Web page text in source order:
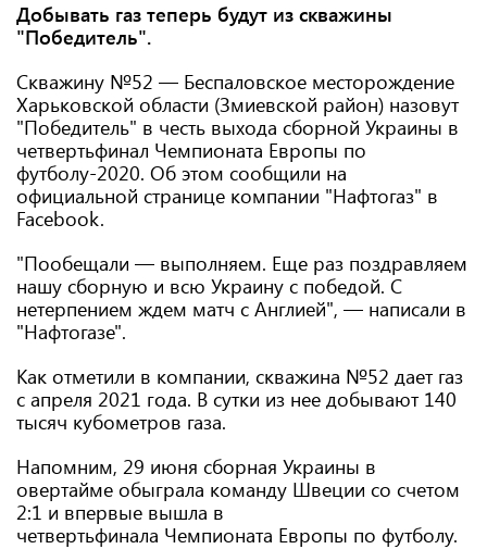
Добывать газ теперь будут из скважины
"Победитель".
Скважину №52 — Беспаловское месторождение
Харьковской области (Змиевской район) назовут
"Победитель" в честь выхода сборной Украины в
четвертьфинал Чемпионата Европы по
футболу-2020. Об этом сообщили на
официальной странице компании "Нафтогаз" в
Facebook.
"Пообещали — выполняем. Еще раз поздравляем
нашу сборную и всю Украину с победой. С
нетерпением ждем матч с Англией", — написали в
"Нафтогазе".
Как отметили в компании, скважина №52 дает газ
с апреля 2021 года. В сутки из нее добывают 140
тысяч кубометров газа.
Напомним, 29 июня сборная Украины в
овертайме обыграла команду Швеции со счетом
2:1 и впервые вышла в
четвертьфинала Чемпионата Европы по футболу.